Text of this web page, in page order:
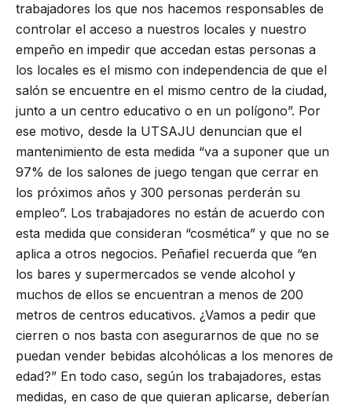
trabajadores los que nos hacemos responsables de
controlar el acceso a nuestros locales y nuestro
empeño en impedir que accedan estas personas a
los locales es el mismo con independencia de que el
salón se encuentre en el mismo centro de la ciudad,
junto a un centro educativo o en un polígono”. Por
ese motivo, desde la UTSAJU denuncian que el
mantenimiento de esta medida “va a suponer que un
97% de los salones de juego tengan que cerrar en
los próximos años y 300 personas perderán su
empleo”. Los trabajadores no están de acuerdo con
esta medida que consideran “cosmética” y que no se
aplica a otros negocios. Peñafiel recuerda que “en
los bares y supermercados se vende alcohol y
muchos de ellos se encuentran a menos de 200
metros de centros educativos. ¿Vamos a pedir que
cierren o nos basta con asegurarnos de que no se
puedan vender bebidas alcohólicas a los menores de
edad?” En todo caso, según los trabajadores, estas
medidas, en caso de que quieran aplicarse, deberían